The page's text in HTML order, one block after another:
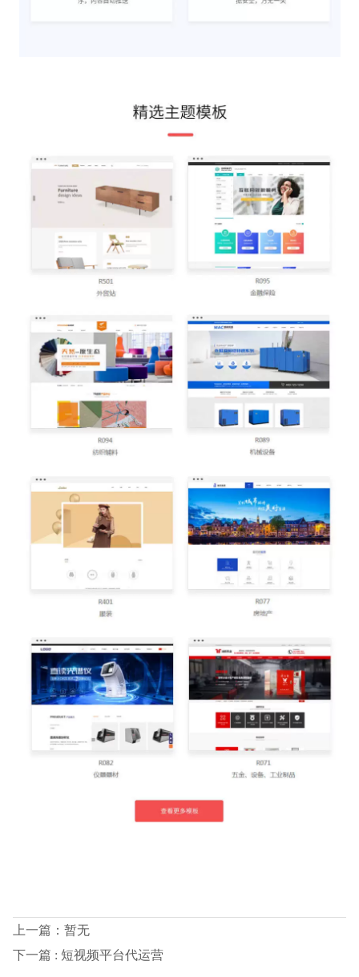
上一篇：暂无
下一篇 : 短视频平台代运营